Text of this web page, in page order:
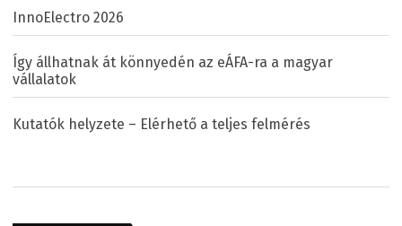
InnoElectro 2026
Így állhatnak át könnyedén az eÁFA-ra a magyar
vállalatok
Kutatók helyzete – Elérhető a teljes felmérés